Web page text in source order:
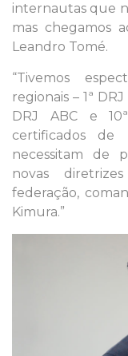
internautas que
mas chegamos
Leandro Tomé.
“Tivemos
regionais – 1ª
DRJ ABC e
certificados de
necessitam de
novas
federação,
Kimura.”